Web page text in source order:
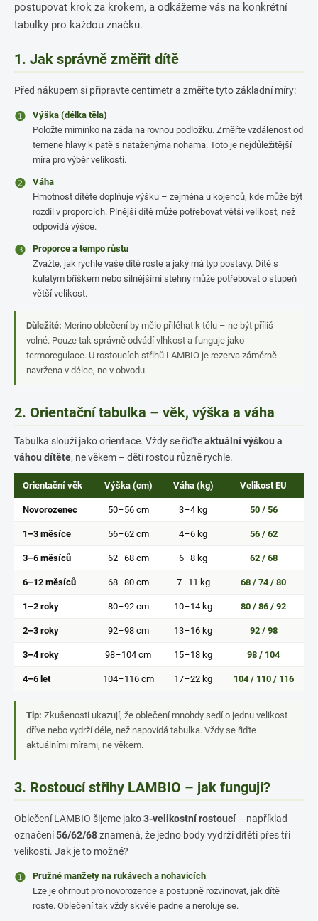
postupovat krok za krokem, a odkážeme vás na konkrétní
tabulky pro každou značku.
1. Jak správně změřit dítě
Před nákupem si připravte centimetr a změřte tyto základní míry:
❶
Výška (délka těla)
Položte miminko na záda na rovnou podložku. Změřte vzdálenost od
temene hlavy k patě s nataženýma nohama. Toto je nejdůležitější
míra pro výběr velikosti.
❷
Váha
Hmotnost dítěte doplňuje výšku – zejména u kojenců, kde může být
rozdíl v proporcích. Plnější dítě může potřebovat větší velikost, než
odpovídá výšce.
❸
Proporce a tempo růstu
Zvažte, jak rychle vaše dítě roste a jaký má typ postavy. Dítě s
kulatým bříškem nebo silnějšími stehny může potřebovat o stupeň
větší velikost.
Důležité: Merino oblečení by mělo přiléhat k tělu – ne být příliš
volné. Pouze tak správně odvádí vlhkost a funguje jako
termoregulace. U rostoucích střihů LAMBIO je rezerva záměrně
navržena v délce, ne v obvodu.
2. Orientační tabulka – věk, výška a váha
Tabulka slouží jako orientace. Vždy se řiďteaktuální výškou a
váhou dítěte, ne věkem – děti rostou různě rychle.
Orientační věk Výška (cm) Váha (kg) Velikost EU
Novorozenec 50–56 cm 3–4 kg 50 / 56
1–3 měsíce 56–62 cm 4–6 kg 56 / 62
3–6 měsíců 62–68 cm 6–8 kg 62 / 68
6–12 měsíců 68–80 cm 7–11 kg 68 / 74 / 80
1–2 roky 80–92 cm 10–14 kg 80 / 86 / 92
2–3 roky 92–98 cm 13–16 kg 92 / 98
3–4 roky 98–104 cm 15–18 kg 98 / 104
4–6 let 104–116 cm 17–22 kg 104 / 110 / 116
Tip: Zkušenosti ukazují, že oblečení mnohdy sedí o jednu velikost
dříve nebo vydrží déle, než napovídá tabulka. Vždy se řiďte
aktuálními mírami, ne věkem.
3. Rostoucí střihy LAMBIO – jak fungují?
Oblečení LAMBIO šijeme jako3-velikostní rostoucí – například
označení56/62/68znamená, že jedno body vydrží dítěti přes tři
velikosti. Jak je to možné?
❶
Pružné manžety na rukávech a nohavicích
Lze je ohrnout pro novorozence a postupně rozvinovat, jak dítě
roste. Oblečení tak vždy skvěle padne a neroluje se.